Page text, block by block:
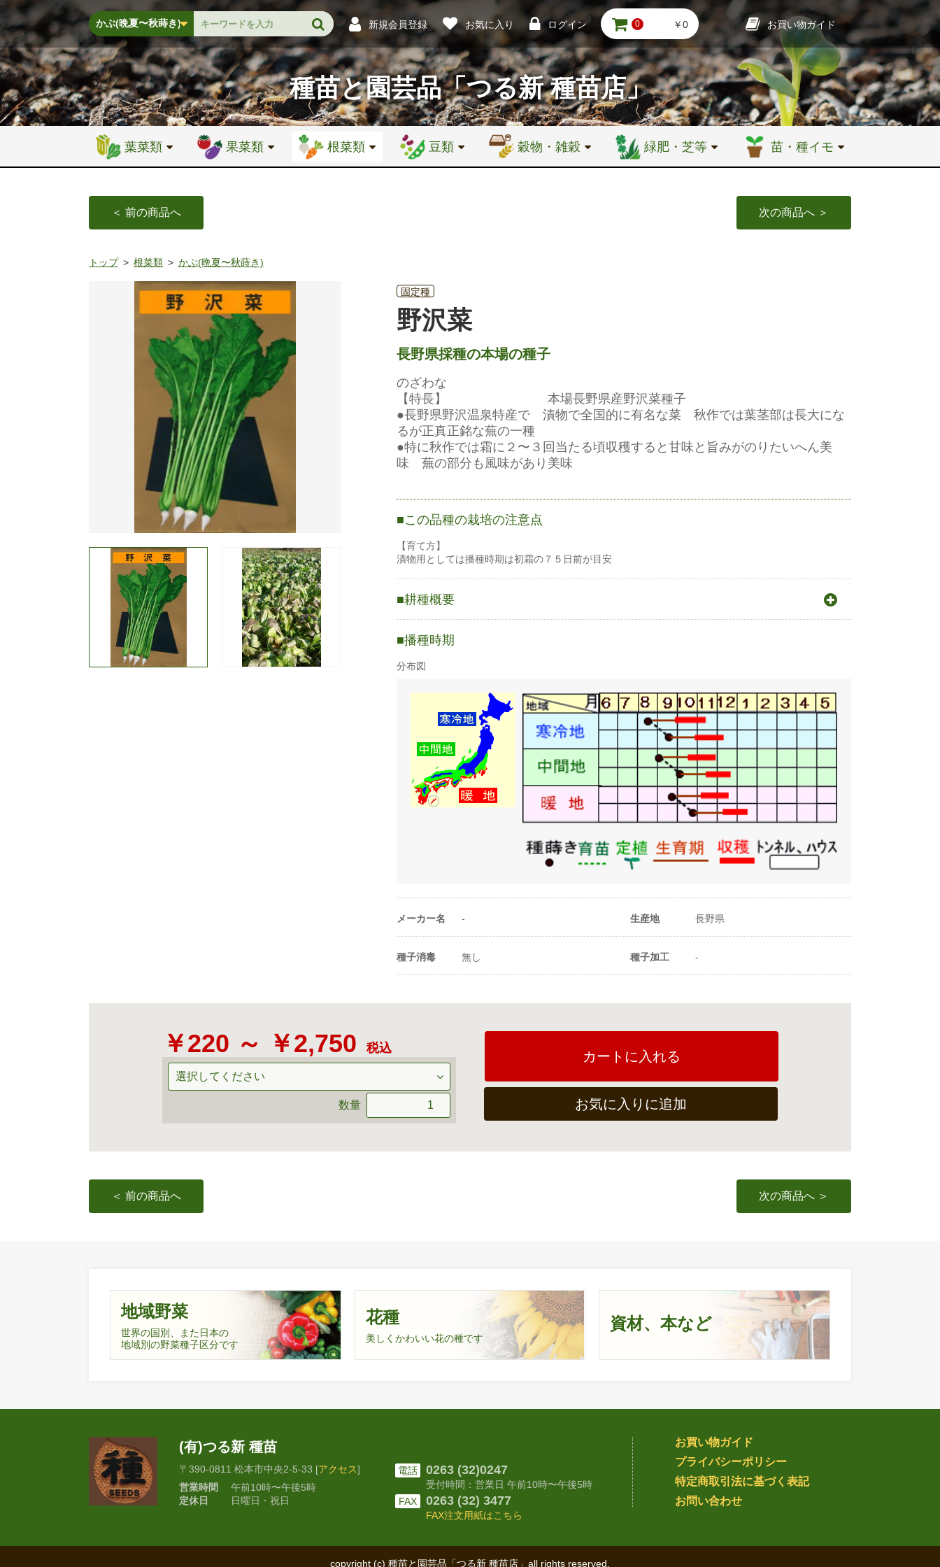
新規会員登録 お気に入り ログイン 0 ￥0 お買い物ガイド
種苗と園芸品「つる新 種苗店」
葉菜類 果菜類 根菜類 豆類 穀物・雑穀 緑肥・芝等 苗・種イモ
＜ 前の商品へ 次の商品へ ＞
トップ 根菜類 かぶ(晩夏〜秋蒔き)
固定種
野沢菜
長野県採種の本場の種子
のざわな
【特長】 本場長野県産野沢菜種子
●長野県野沢温泉特産で 漬物で全国的に有名な菜 秋作では葉茎部は長大にな
るが正真正銘な蕪の一種
●特に秋作では霜に２〜３回当たる頃収穫すると甘味と旨みがのりたいへん美
味 蕪の部分も風味があり美味
この品種の栽培の注意点
【育て方】
漬物用としては播種時期は初霜の７５日前が目安
耕種概要
蒔き方
4〜5条 株間（cm） 3〜5cm
2万〜3万株 1m²当たり株数 200〜300株
1a当たり播種量 1m²当たり播種量 1.3〜2ml
1a当たり播種量
1m²当たり播種量
（粒数）
227〜500粒
3500〜5000粒
播種時期
分布図
メーカー名 - 生産地 長野県
種子消毒 無し 種子加工 -
￥220 ～ ￥2,750 税込
数量
カートに入れる
お気に入りに追加
＜ 前の商品へ 次の商品へ ＞
地域野菜
世界の国別、また日本の
地域別の野菜種子区分です
花種
美しくかわいい花の種です
資材、本など
(有)つる新 種苗
〒390-0811 松本市中央2-5-33 [アクセス]
営業時間
午前10時〜午後5時
定休日
日曜日・祝日
電話 0263 (32)0247
受付時間：営業日 午前10時〜午後5時
FAX
0263 (32) 3477
FAX注文用紙はこちら
お買い物ガイド
プライバシーポリシー
特定商取引法に基づく表記
お問い合わせ
copyright (c) 種苗と園芸品「つる新 種苗店」 all rights reserved.